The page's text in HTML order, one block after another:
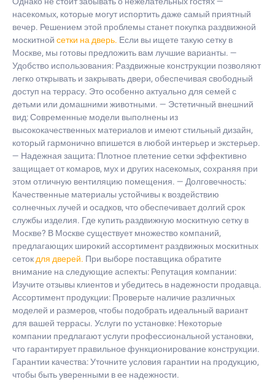
насекомых, которые могут испортить даже самый приятный
вечер. Решением этой проблемы станет покупка раздвижной
москитнойсетки на дверь. Если вы ищете такую сетку в
Москве, мы готовы предложить вам лучшие варианты. —
Удобство использования: Раздвижные конструкции позволяют
легко открывать и закрывать двери, обеспечивая свободный
доступ на террасу. Это особенно актуально для семей с
детьми или домашними животными. — Эстетичный внешний
вид: Современные модели выполнены из
высококачественных материалов и имеют стильный дизайн,
который гармонично впишется в любой интерьер и экстерьер.
— Надежная защита: Плотное плетение сетки эффективно
защищает от комаров, мух и других насекомых, сохраняя при
этом отличную вентиляцию помещения. — Долговечность:
Качественные материалы устойчивы к воздействию
солнечных лучей и осадков, что обеспечивает долгий срок
службы изделия. Где купить раздвижную москитную сетку в
Москве? В Москве существует множество компаний,
предлагающих широкий ассортимент раздвижных москитных
сетокдля дверей. При выборе поставщика обратите
внимание на следующие аспекты: Репутация компании:
Изучите отзывы клиентов и убедитесь в надежности продавца.
Ассортимент продукции: Проверьте наличие различных
моделей и размеров, чтобы подобрать идеальный вариант
для вашей террасы. Услуги по установке: Некоторые
компании предлагают услуги профессиональной установки,
что гарантирует правильное функционирование конструкции.
Гарантии качества: Уточните условия гарантии на продукцию,
чтобы быть уверенными в ее надежности.